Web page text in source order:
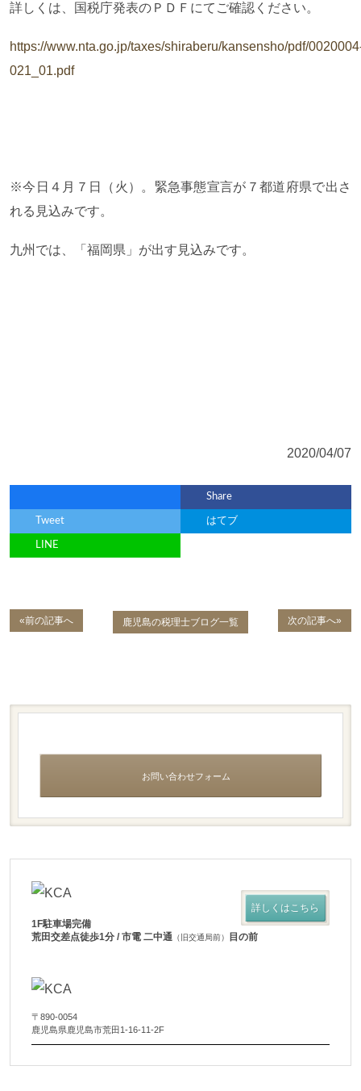
詳しくは、国税庁発表のＰＤＦにてご確認ください。
https://www.nta.go.jp/taxes/shiraberu/kansensho/pdf/
021_01.pdf
※今日４月７日（火）。緊急事態宣言が７都道府県で出さ
れる見込みです。
九州では、「福岡県」が出す見込みです。
2020/04/07
Share
Tweet はてブ
LINE
«前の記事へ 次の記事へ»
鹿児島の税理士ブログ一覧
お問い合わせフォーム
1F駐車場完備
荒田交差点徒歩1分 / 市電 二中通 （旧交通局前） 目の前
〒890-0054
鹿児島県鹿児島市荒田1-16-11-2F
詳しくはこちら